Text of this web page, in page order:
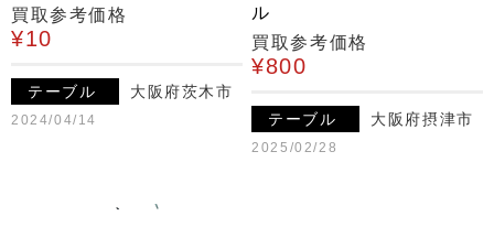
買取参考価格
¥10
テーブル 大阪府茨木市
2024/04/14
ル
買取参考価格
¥800
テーブル 大阪府摂津市
2025/02/28